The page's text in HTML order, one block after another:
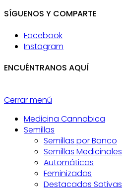
SÍGUENOS Y COMPARTE
Facebook
Instagram
ENCUÉNTRANOS AQUÍ
Cerrar menú
Medicina Cannabica
Semillas
Semillas por Banco
Semillas Medicinales
Automáticas
Feminizadas
Destacadas Sativas